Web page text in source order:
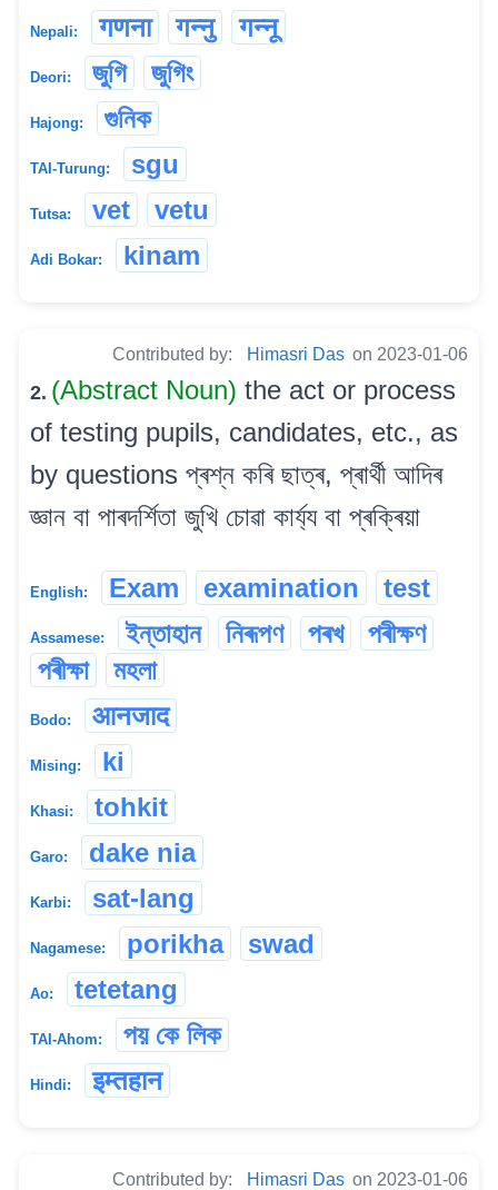
Nepali: गणना गन्नु गन्नू
Deori: জুগি জুগিং
Hajong: গুনিক
TAI-Turung: sgu
Tutsa: vet vetu
Adi Bokar: kinam
Contributed by: Himasri Das on 2023-01-06
2. (Abstract Noun) the act or process
of testing pupils, candidates, etc., as
by questions প্ৰশ্ন কৰি ছাত্ৰ, প্ৰাৰ্থী আদিৰ
জ্ঞান বা পাৰদৰ্শিতা জুখি চোৱা কাৰ্য্য বা প্ৰক্ৰিয়া
English: Exam examination test
Assamese: ইন্তাহান নিৰূপণ পৰখ
পৰীক্ষণ
পৰীক্ষা
মহলা
Bodo: आनजाद
Mising: ki
Khasi: tohkit
Garo: dake nia
Karbi: sat-lang
Nagamese: porikha swad
Ao: tetetang
TAI-Ahom: পয় কে লিক
Hindi: इम्तहान
Contributed by: Himasri Das on 2023-01-06